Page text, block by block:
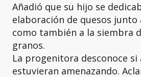
Añadió que su hijo se
elaboración de quesos junto
como también a la siembra
granos.
La progenitora desconoce si
estuvieran amenazando.